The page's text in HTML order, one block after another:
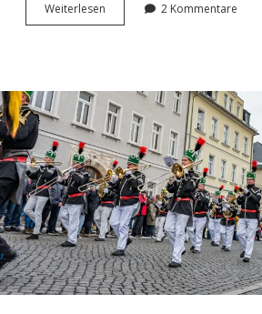
Wei­ter­le­sen
den
ge­
bir­
gi­
schen
Holz­
kunst
im
Spiel­
zeug­
dorf
Seiffen.
2 Kommentare